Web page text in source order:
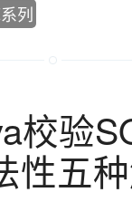
列
校验
性五